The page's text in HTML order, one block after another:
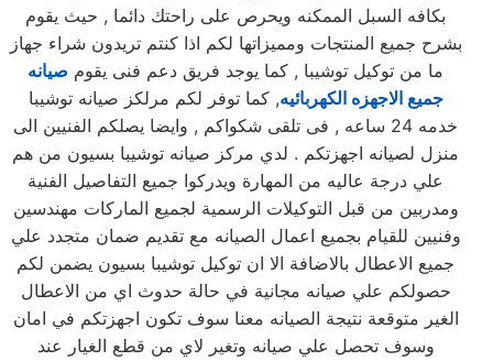
بكافه السبل الممكنه ويحرص على راحتك دائما , حيث يقوم
بشرح جميع المنتجات ومميزاتها لكم اذا كنتم تريدون شراء جهاز
ما من توكيل توشيبا , كما يوجد فريق دعم فنى يقوم صيانه
جميع الاجهزه الكهربائيه, كما توفر لكم مرلكز صيانه توشيبا
خدمه 24 ساعه , فى تلقى شكواكم , وايضا يصلكم الفنيين الى
منزل لصيانه اجهزتكم . لدي مركز صيانه توشيبا بسيون من هم
علي درجة عاليه من المهارة ويدركوا جميع التفاصيل الفنية
ومدربين من قبل التوكيلات الرسمية لجميع الماركات مهندسين
وفنيين للقيام بجميع اعمال الصيانه مع تقديم ضمان متجدد علي
جميع الاعطال بالاضافة الا ان توكيل توشيبا بسيون يضمن لكم
حصولكم علي صيانه مجانية في حالة حدوث اي من الاعطال
الغير متوقعة نتيجة الصيانه معنا سوف تكون اجهزتكم في امان
وسوف تحصل علي صيانه وتغير لاي من قطع الغيار عند